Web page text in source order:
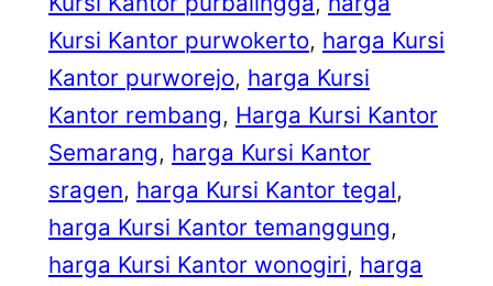
Kursi Kantor purwokerto, harga Kursi
Kantor purworejo, harga Kursi
Kantor rembang, Harga Kursi Kantor
Semarang, harga Kursi Kantor
sragen, harga Kursi Kantor tegal
harga Kursi Kantor temanggung
harga Kursi Kantor wonogiri, harga